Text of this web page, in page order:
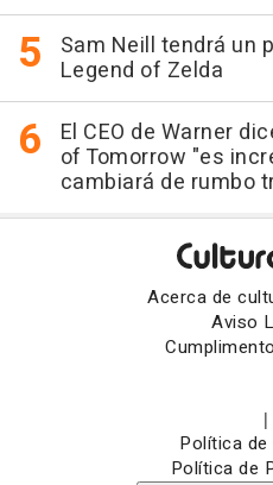
Sam Neill tendrá un
Legend of Zelda
El CEO de Warner
of Tomorrow "es
cambiará de rumbo
Acerca de
Aviso
|
Política de
Política de